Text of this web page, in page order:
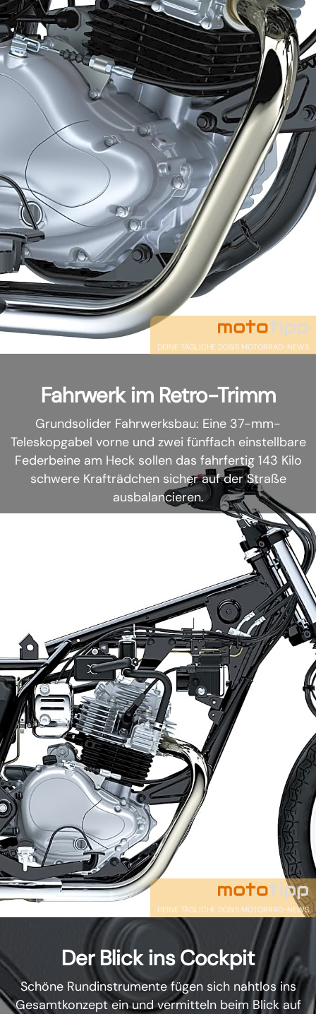
DEINE TÄGLICHE DOSIS MOTORRAD-NEWS
Fahrwerk im Retro-Trimm
Grundsolider Fahrwerksbau: Eine 37-mm-
Teleskopgabel vorne und zwei fünffach einstellbare
Federbeine am Heck sollen das fahrfertig 143 Kilo
schwere Krafträdchen sicher auf der Straße
ausbalancieren.
DEINE TÄGLICHE DOSIS MOTORRAD-NEWS
Der Blick ins Cockpit
Schöne Rundinstrumente fügen sich nahtlos ins
Gesamtkonzept ein und vermitteln beim Blick auf